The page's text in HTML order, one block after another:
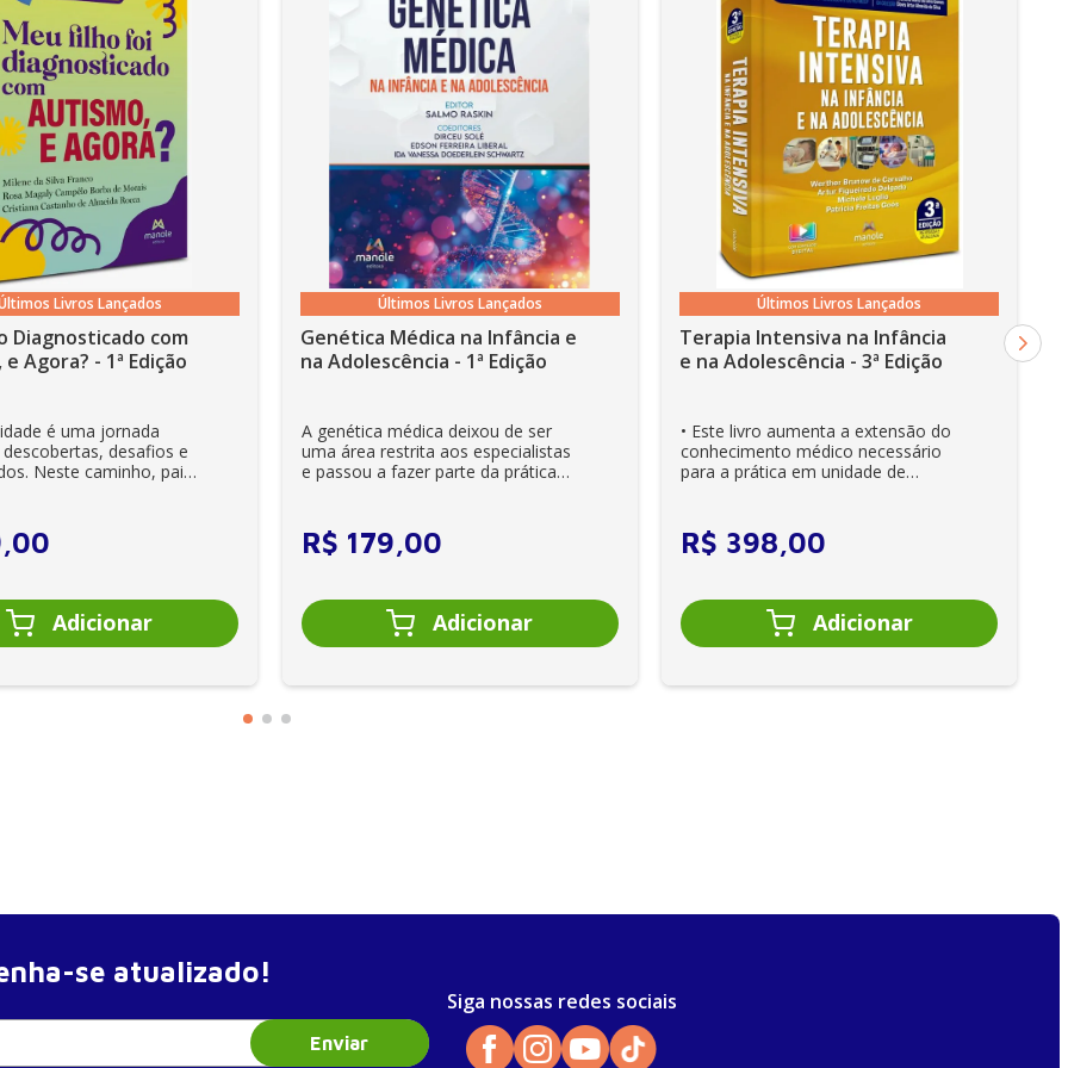
neonatal
Livros Lançados
Diagnosticado com
Agora? - 1ª Edição
é uma jornada
desafios e
Neste caminho, pais
,00
Últimos Livros Lançados
Genética Médica na Infância e
na Adolescência - 1ª Edição
A genética médica deixou de ser
uma área restrita aos especialistas
e passou a fazer parte da prática
R$ 179,00
Últimos Livros Lançados
Terapia Intensiva na Infância
e na Adolescência - 3ª Edição
• Este livro aumenta a extensão do
conhecimento médico necessário
para a prática em unidade de
R$ 398,00
se atualizado!
Enviar
Siga nossas redes sociais